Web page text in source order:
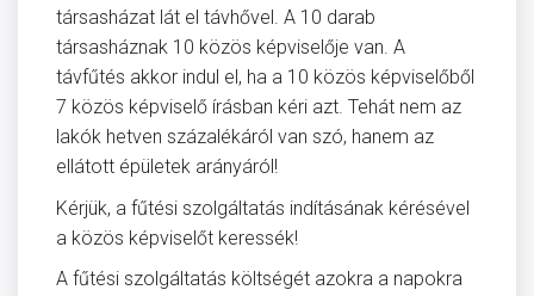
társasházat lát el távhővel. A 10 darab
társasháznak 10 közös képviselője van. A
távfűtés akkor indul el, ha a 10 közös képviselőből
7 közös képviselő írásban kéri azt. Tehát nem az
lakók hetven százalékáról van szó, hanem az
ellátott épületek arányáról!
Kérjük, a fűtési szolgáltatás indításának kérésével
a közös képviselőt keressék!
A fűtési szolgáltatás költségét azokra a napokra